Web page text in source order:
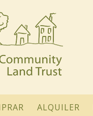
ALQUILER